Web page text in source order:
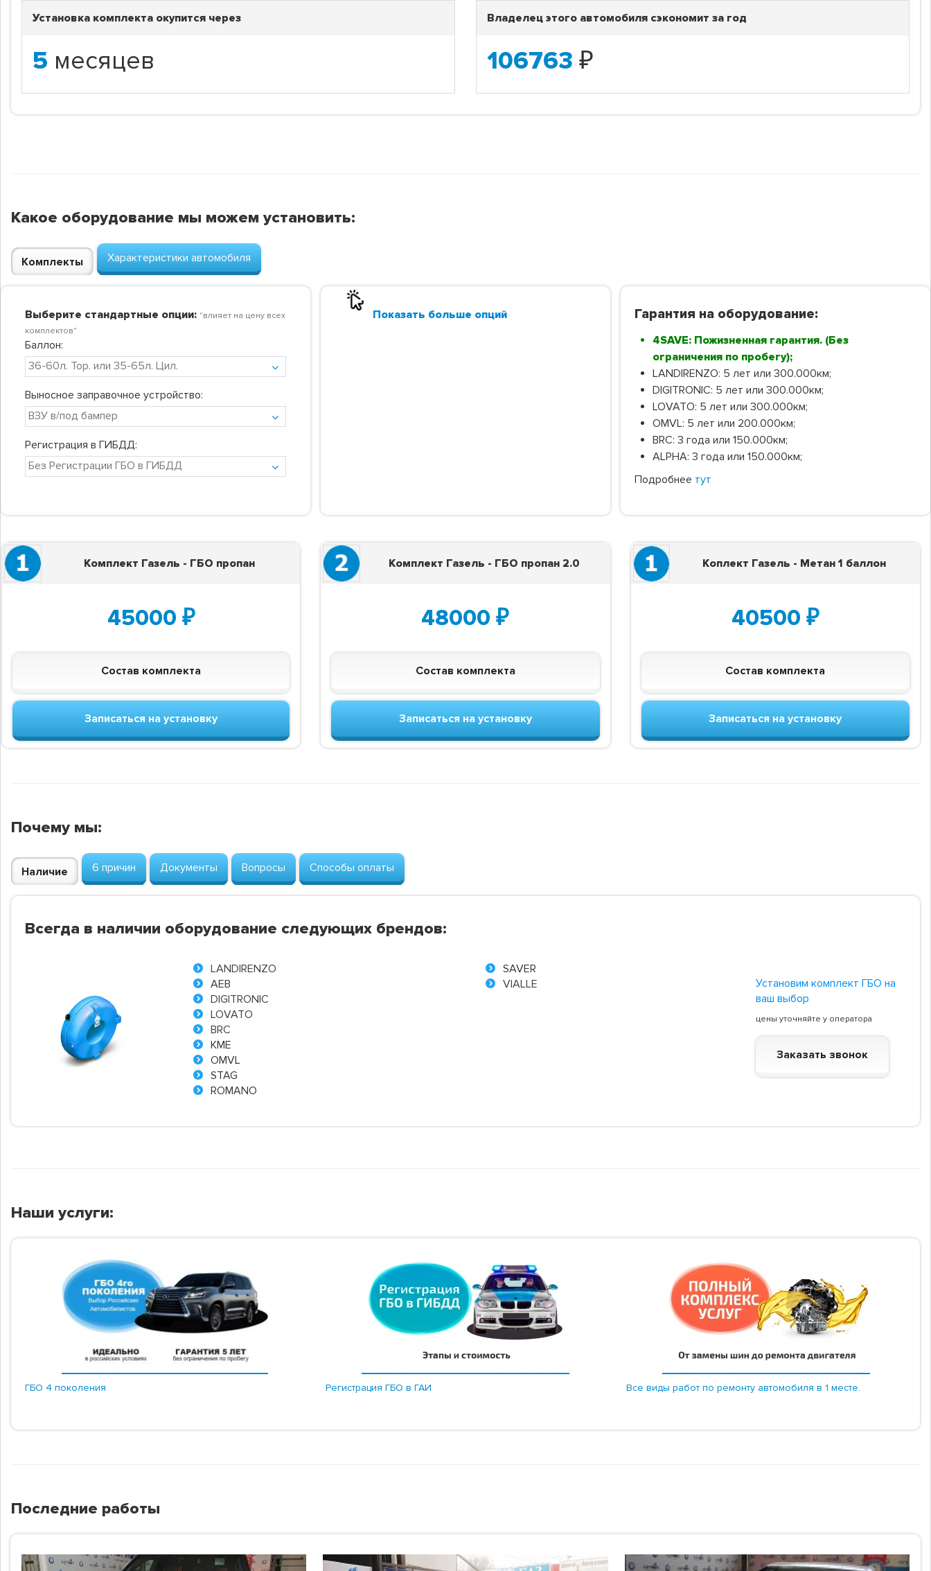
Установка комплекта окупится через
5 месяцев
Владелец этого автомобиля сэкономит за год
106763 ₽
Какое оборудование мы можем установить:
Комплекты Характеристики автомобиля
Выберите стандартные опции: "влияет на цену всех
комплектов"
Баллон:
Выносное заправочное устройство:
Регистрация в ГИБДД:
Показать больше опций Гарантия на оборудование:
4SAVE: Пожизненная гарантия. (Без
ограничения по пробегу);
LANDIRENZO: 5 лет или 300.000км;
DIGITRONIC: 5 лет или 300.000км;
LOVATO: 5 лет или 300.000км;
OMVL: 5 лет или 200.000км;
BRC: 3 года или 150.000км;
ALPHA: 3 года или 150.000км;
Подробнее тут
Комплект Газель - ГБО пропан
45000 ₽
Состав комплекта
Записаться на установку
Комплект Газель - ГБО пропан 2.0
48000 ₽
Состав комплекта
Записаться на установку
Коплект Газель - Метан 1 баллон
40500 ₽
Состав комплекта
Записаться на установку
Почему мы:
Наличие 6 причин Документы Вопросы Способы оплаты
Всегда в наличии оборудование следующих брендов:
LANDIRENZO
AEB
DIGITRONIC
LOVATO
BRC
KME
OMVL
STAG
ROMANO
SAVER
VIALLE
Установим комплект ГБО на
ваш выбор
цены уточняйте у оператора
Заказать звонок
Наши услуги:
ГБО 4 поколения Регистрация ГБО в ГАИ Все виды работ по ремонту автомобиля в 1 месте.
Последние работы